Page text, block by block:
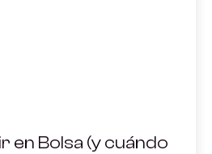
en Bolsa (y cuándo